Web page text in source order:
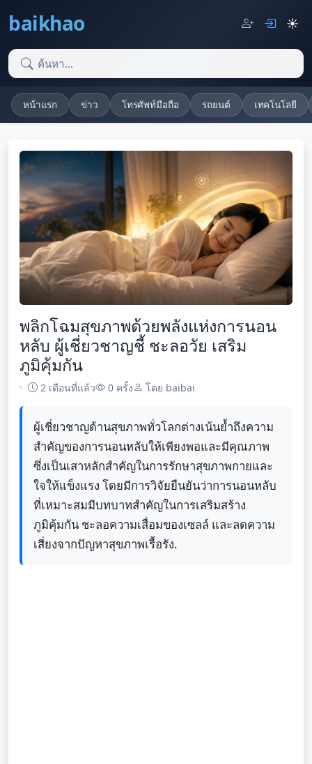
baikhao ☀️
หน้าแรก ข่าว โทรศัพท์มือถือ รถยนต์ เทคโนโลยี
พลิกโฉมสุขภาพด้วยพลังแห่งการนอน
หลับ ผู้เชี่ยวชาญชี้ ชะลอวัย เสริม
ภูมิคุ้มกัน
2 เดือนที่แล้ว 0 ครั้ง โดย baibai
ผู้เชี่ยวชาญด้านสุขภาพทั่วโลกต่างเน้นย้ำถึงความ
สำคัญของการนอนหลับให้เพียงพอและมีคุณภาพ
ซึ่งเป็นเสาหลักสำคัญในการรักษาสุขภาพกายและ
ใจให้แข็งแรง โดยมีการวิจัยยืนยันว่าการนอนหลับ
ที่เหมาะสมมีบทบาทสำคัญในการเสริมสร้าง
ภูมิคุ้มกัน ชะลอความเสื่อมของเซลล์ และลดความ
เสี่ยงจากปัญหาสุขภาพเรื้อรัง.